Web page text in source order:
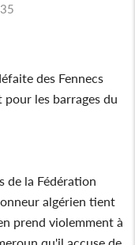
des Fennecs
les barrages du
de la Fédération
algérien tient
prend violemment à